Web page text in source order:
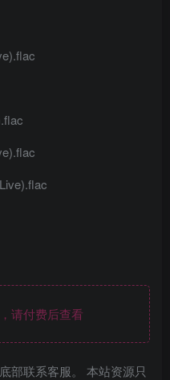
请付费后查看
部联系客服。 本站资源只